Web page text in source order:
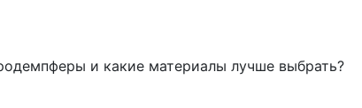
и какие материалы лучше выбрать?